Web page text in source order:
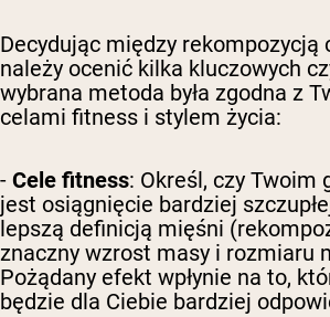
Decydując między rekompozycją
należy ocenić kilka kluczowych
wybrana metoda była zgodna z
celami fitness i stylem życia:
- Cele fitness: Określ, czy Twoim
jest osiągnięcie bardziej
lepszą definicją mięśni
znaczny wzrost masy i rozmiaru
Pożądany efekt wpłynie na to,
będzie dla Ciebie bardziej